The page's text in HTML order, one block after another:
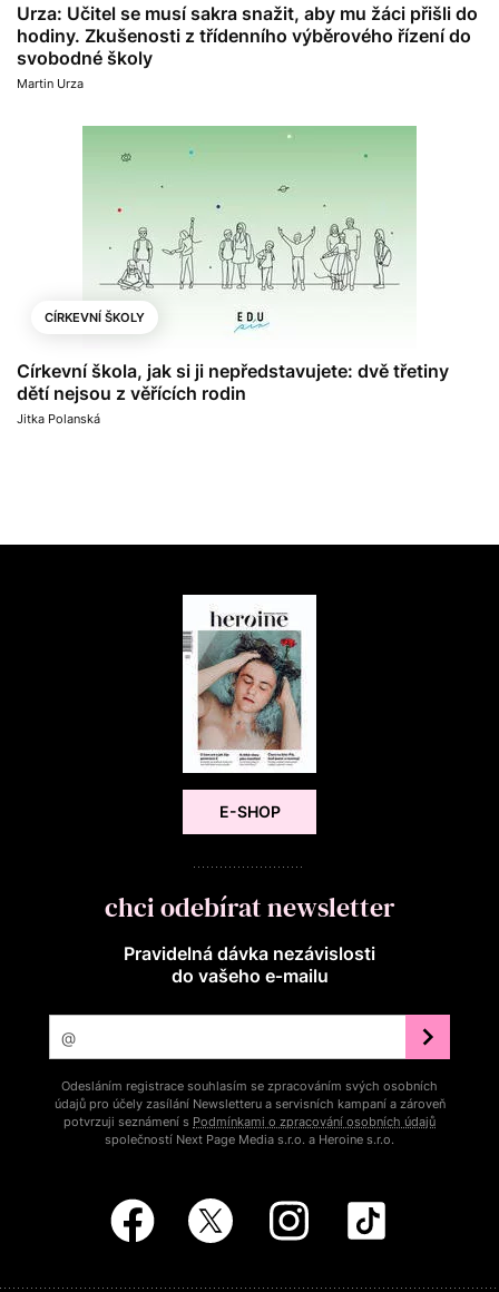
Urza: Učitel se musí sakra snažit, aby mu žáci přišli do
hodiny. Zkušenosti z třídenního výběrového řízení do
svobodné školy
Martin Urza
CÍRKEVNÍ ŠKOLY
Církevní škola, jak si ji nepředstavujete: dvě třetiny
dětí nejsou z věřících rodin
Jitka Polanská
E-SHOP
chci odebírat newsletter
Pravidelná dávka nezávislosti
do vašeho e‑mailu
Odesláním registrace souhlasím se zpracováním svých osobních
údajů pro účely zasílání Newsletteru a servisních kampaní a zároveň
potvrzuji seznámení s Podmínkami o zpracování osobních údajů
společností Next Page Media s.r.o. a Heroine s.r.o.